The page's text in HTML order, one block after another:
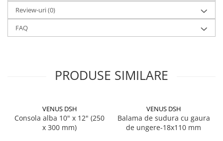
Solutii universale
Gradina
Accesorii pentru gradina
Articole antidaunatori gradina
Ghivece si suporturi
Review-uri(0)
FAQ
PRODUSE SIMILARE
VENUS DSH
Consola alba 10" x 12" (250
x 300 mm)
VENUS DSH
Balama de sudura cu gaura
de ungere-18x110 mm